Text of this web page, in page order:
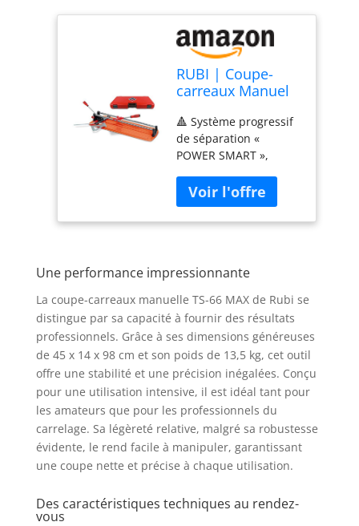
RUBI | Coupe-
carreaux Manuel
Intensive de
Carreau en
Céramique |
Légère Et
Fonctionnelle |
Longeur de Coupe
66 cm | Avec
Orange)
🔺 Système progressif
de séparation «
POWER SMART »,
type de matériau ✅
Base large. Surface
d'appui élargie pour
meilleure qualité de
renforcés pour des
travaux « heavy duty ».
Une plus grande
durabilité 💎
Composants renforcés
pour des travaux «
heavy duty ». Une plus
grande durabilité 📏
Molettes inlcuses
interchangeables de Ø
6 à 10mm
Une performance impressionnante
La coupe-carreaux manuelle TS-66 MAX de Rubi se
distingue par sa capacité à fournir des résultats
professionnels. Grâce à ses dimensions généreuses
de 45 x 14 x 98 cm et son poids de 13,5 kg, cet outil
offre une stabilité et une précision inégalées. Conçu
pour une utilisation intensive, il est idéal tant pour
les amateurs que pour les professionnels du
carrelage. Sa légèreté relative, malgré sa robustesse
évidente, le rend facile à manipuler, garantissant
une coupe nette et précise à chaque utilisation.
Des caractéristiques techniques au rendez-
vous